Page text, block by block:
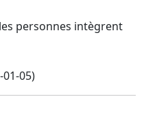
personnes intègrent
05)